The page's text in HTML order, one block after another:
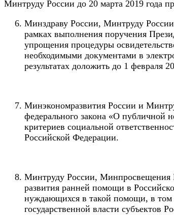
Минтруду России до 20 марта 2019 года
Минздраву России, Минтруду
рамках выполнения поручения
упрощения процедуры
необходимыми документами в
результатах доложить до 1 февраля
Минэкономразвития России и
федерального закона «О публичной
критериев социальной
Российской Федерации.
Минтруду России, Минпросвещения
развития ранней помощи в
нуждающихся в такой помощи, в том
государственной власти субъектов